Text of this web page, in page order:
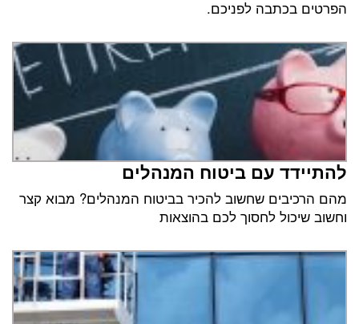
הפרטים בכתבה לפניכם.
להתיידד עם ביטוח המנהלים
מהם הרכיבים שחשוב להכיר בביטוח המנהלים? מבוא קצר
וחשוב שיכול לחסוך לכם בהוצאות